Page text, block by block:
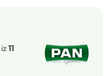
iz11